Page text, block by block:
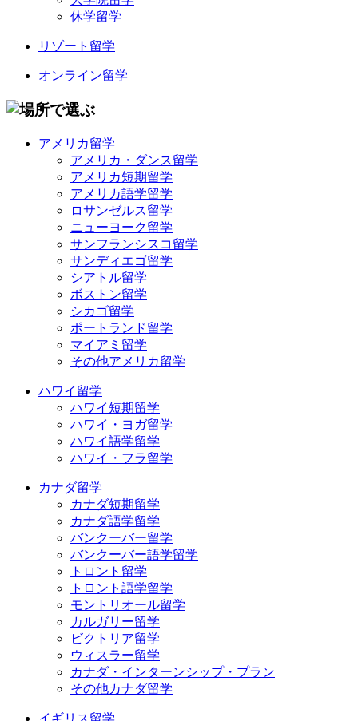
休学留学
リゾート留学
オンライン留学
アメリカ留学
アメリカ・ダンス留学
アメリカ短期留学
アメリカ語学留学
ロサンゼルス留学
ニューヨーク留学
サンフランシスコ留学
サンディエゴ留学
シアトル留学
ボストン留学
シカゴ留学
ポートランド留学
マイアミ留学
その他アメリカ留学
ハワイ留学
ハワイ短期留学
ハワイ・ヨガ留学
ハワイ語学留学
ハワイ・フラ留学
カナダ留学
カナダ短期留学
カナダ語学留学
バンクーバー留学
バンクーバー語学留学
トロント留学
トロント語学留学
モントリオール留学
カルガリー留学
ビクトリア留学
ウィスラー留学
カナダ・インターンシップ・プラン
その他カナダ留学
イギリス留学